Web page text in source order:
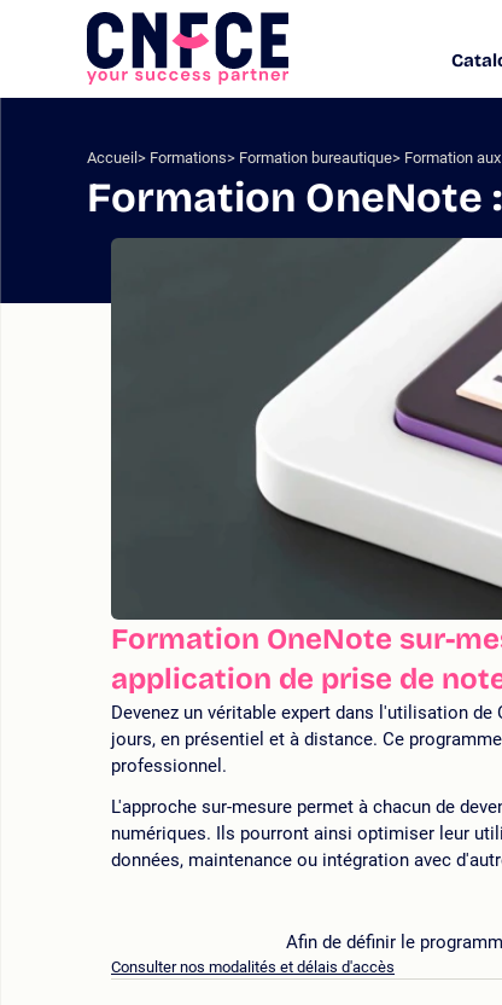
Aller
Logo
site
Accueil Formations Formation bureautique Formation
Formation OneNote
Formation OneNote sur-
application de prise de
Devenez un véritable expert dans l'utilisation de
jours, en présentiel et à distance. Ce
professionnel.
L'approche sur-mesure permet à chacun de
numériques. Ils pourront ainsi optimiser leur
données, maintenance ou intégration avec
Afin de définir le
Consulter nos modalités et délais d'accès